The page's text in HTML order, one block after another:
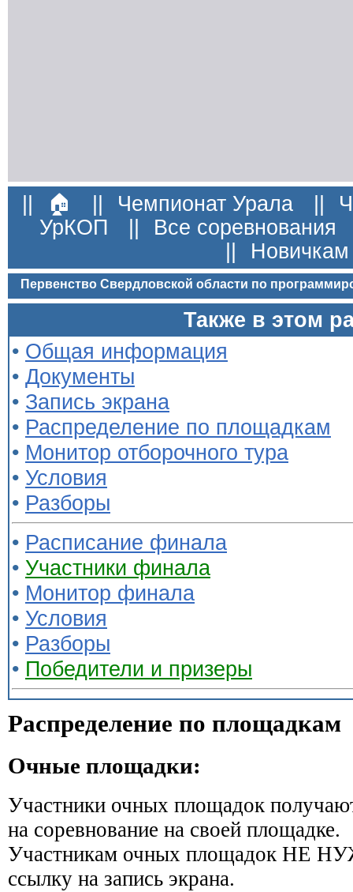
|| 🏠 || Чемпионат Урала ||
УрКОП
|| Все соревнования
||
Новичкам
Первенство Свердловской области по
Также в этом
• Общая информация
• Документы
• Запись экрана
• Распределение по площадкам
• Монитор отборочного тура
• Условия
• Разборы
• Расписание финала
• Участники финала
• Монитор финала
• Условия
• Разборы
• Победители и призеры
Распределение по площадкам
Очные площадки:
Участники очных площадок
на соревнование на своей площадке.
Участникам очных площадок НЕ
ссылку на запись экрана.